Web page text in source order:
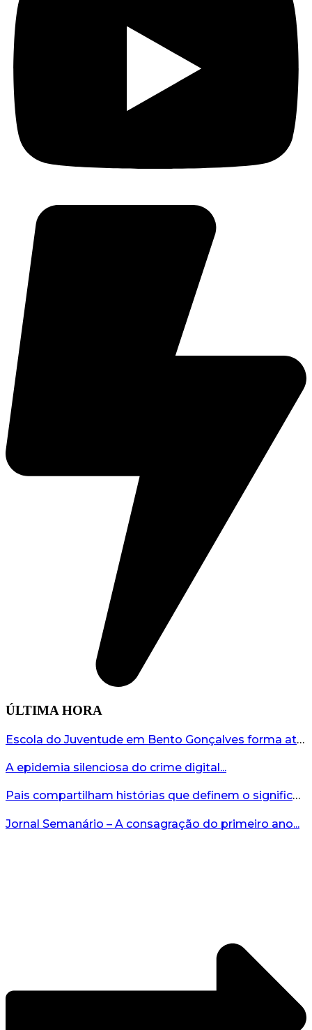
ÚLTIMA HORA
Escola do Juventude em Bento Gonçalves forma atletas da região...
A epidemia silenciosa do crime digital...
Pais compartilham histórias que definem o significado da missão...
Jornal Semanário – A consagração do primeiro ano...